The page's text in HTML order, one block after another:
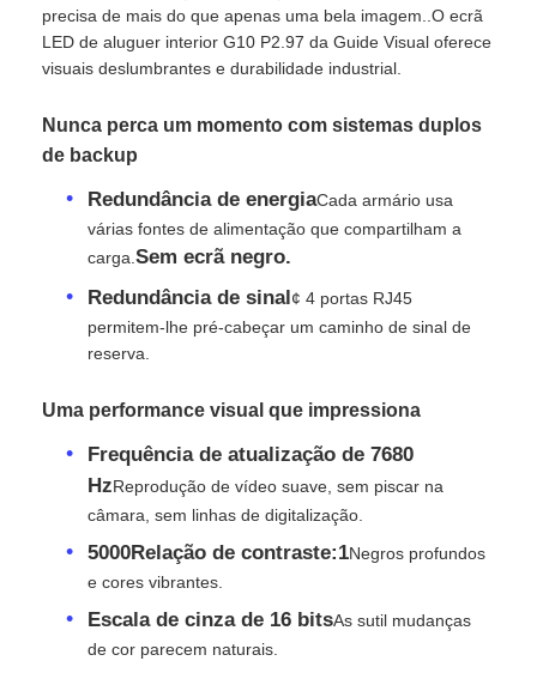
Produtos
Vídeos
Espetáculo VR
Sobre nós
Visita à Fábrica
Contacte-nos
Notícias
precisa de mais do que apenas uma bela imagem..O ecrã
LED de aluguer interior G10 P2.97 da Guide Visual oferece
visuais deslumbrantes e durabilidade industrial.
Nunca perca um momento com sistemas duplos
de backup
Redundância de energiaCada armário usa
várias fontes de alimentação que compartilham a
carga.Sem ecrã negro.
Redundância de sinal¢ 4 portas RJ45
permitem-lhe pré-cabeçar um caminho de sinal de
reserva.
Uma performance visual que impressiona
Frequência de atualização de 7680
HzReprodução de vídeo suave, sem piscar na
câmara, sem linhas de digitalização.
5000Relação de contraste:1Negros profundos
e cores vibrantes.
Escala de cinza de 16 bitsAs sutil mudanças
de cor parecem naturais.